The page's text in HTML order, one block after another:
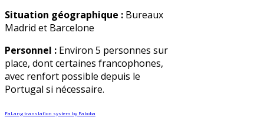
Situation géographique : Bureaux
Madrid et Barcelone
Personnel : Environ 5 personnes sur
place, dont certaines francophones,
avec renfort possible depuis le
Portugal si nécessaire.
FaLang translation system by Faboba